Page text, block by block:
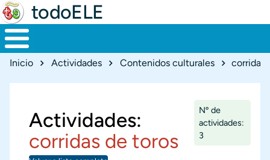
todoELE
Ruta de navegación
Inicio Actividades Contenidos culturales corridas
Actividades:
corridas de toros
Nº de
actividades:
3